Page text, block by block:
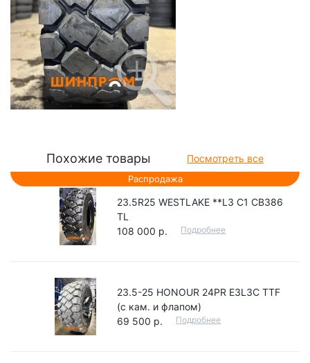
Похожие товары Посмотреть все
Распродажа
23.5R25 WESTLAKE **L3 C1 CB386
TL
108 000 р.
Подробнее
23.5-25 HONOUR 24PR E3L3C TTF
(с кам. и флапом)
69 500 р.
Подробнее